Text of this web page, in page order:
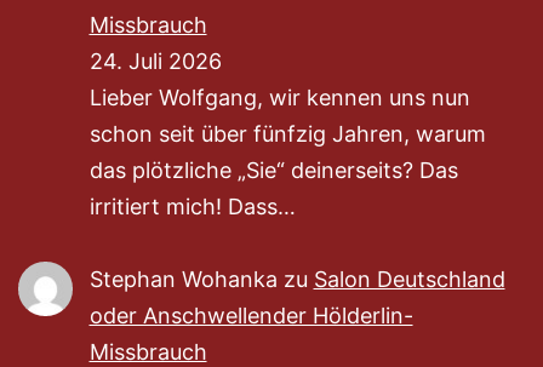
Missbrauch
24. Juli 2026
Lieber Wolfgang, wir kennen uns nun
schon seit über fünfzig Jahren, warum
das plötzliche „Sie“ deinerseits? Das
irritiert mich! Dass…
Stephan Wohanka zu Salon Deutschland
oder Anschwellender Hölderlin-
Missbrauch